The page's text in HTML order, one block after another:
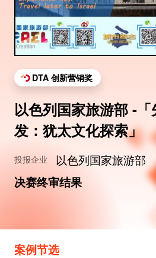
DTA 创新营销奖
以色列国家旅游部 -
发：犹太文化探索」
投报企业
以色列国家旅游部
决赛终审结果
案例节选